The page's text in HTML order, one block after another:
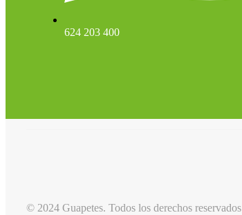
624 203 400
© 2024 Guapetes. Todos los derechos reservados